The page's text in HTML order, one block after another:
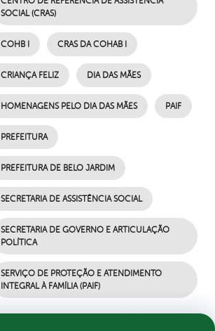
SOCIAL (CRAS)
COHB I CRAS DA COHAB I
CRIANÇA FELIZ DIA DAS MÃES
HOMENAGENS PELO DIA DAS MÃES PAIF
PREFEITURA
PREFEITURA DE BELO JARDIM
SECRETARIA DE ASSISTÊNCIA SOCIAL
SECRETARIA DE GOVERNO E ARTICULAÇÃO
POLÍTICA
SERVIÇO DE PROTEÇÃO E ATENDIMENTO
INTEGRAL À FAMÍLIA (PAIF)